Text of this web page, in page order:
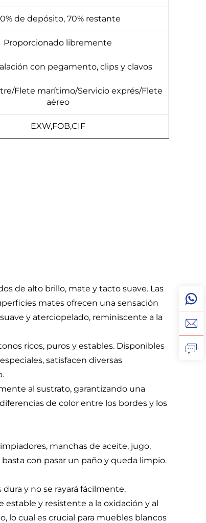
de depósito, 70% restante
Proporcionado libremente
con pegamento, clips y clavos
Flete marítimo/Servicio exprés/Flete
aéreo
EXW,FOB,CIF
de alto brillo, mate y tacto suave. Las
mates ofrecen una sensación
y aterciopelado, reminiscente a la
ricos, puros y estables. Disponibles
satisfacen diversas
al sustrato, garantizando una
de color entre los bordes y los
manchas de aceite, jugo,
con pasar un paño y queda limpio.
dura y no se rayará fácilmente.
estable y resistente a la oxidación y al
lo cual es crucial para muebles blancos